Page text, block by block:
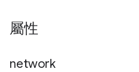
屬性
network